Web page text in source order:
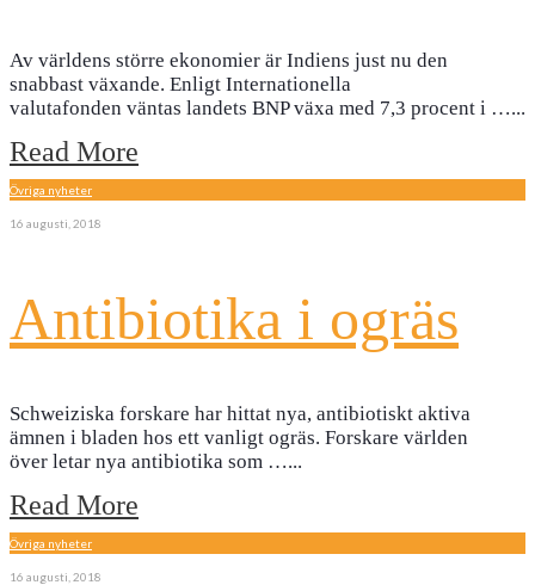
Av världens större ekonomier är Indiens just nu den
snabbast växande. Enligt Internationella
valutafonden väntas landets BNP växa med 7,3 procent i …...
Read More
Övriga nyheter
16 augusti, 2018
Antibiotika i ogräs
Schweiziska forskare har hittat nya, antibiotiskt aktiva
ämnen i bladen hos ett vanligt ogräs. Forskare världen
över letar nya antibiotika som …...
Read More
Övriga nyheter
16 augusti, 2018